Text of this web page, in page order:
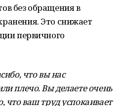
без обращения в
Это снижает
первичного
что вы нас
плечо. Вы делаете очень
что ваш труд успокаивает